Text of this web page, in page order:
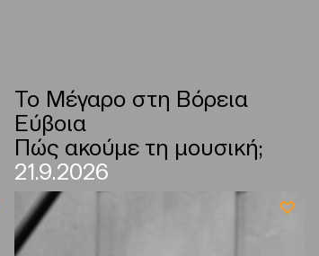
To Μέγαρο στη Βόρεια
Εύβοια
Πώς ακούμε τη μουσική;
21.9.2026